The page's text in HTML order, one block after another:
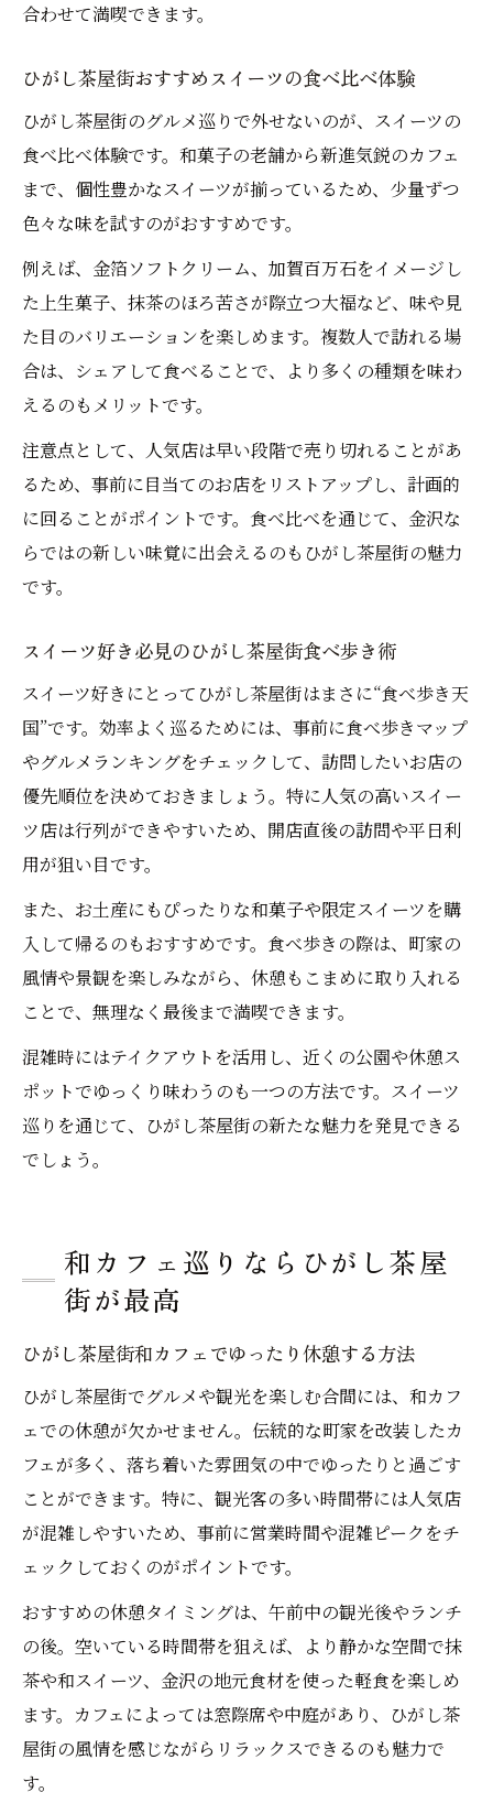
合わせて満喫できます。
ひがし茶屋街おすすめスイーツの食べ比べ体験
ひがし茶屋街のグルメ巡りで外せないのが、スイーツの
食べ比べ体験です。和菓子の老舗から新進気鋭のカフェ
まで、個性豊かなスイーツが揃っているため、少量ずつ
色々な味を試すのがおすすめです。
例えば、金箔ソフトクリーム、加賀百万石をイメージし
た上生菓子、抹茶のほろ苦さが際立つ大福など、味や見
た目のバリエーションを楽しめます。複数人で訪れる場
合は、シェアして食べることで、より多くの種類を味わ
えるのもメリットです。
注意点として、人気店は早い段階で売り切れることがあ
るため、事前に目当てのお店をリストアップし、計画的
に回ることがポイントです。食べ比べを通じて、金沢な
らではの新しい味覚に出会えるのもひがし茶屋街の魅力
です。
スイーツ好き必見のひがし茶屋街食べ歩き術
スイーツ好きにとってひがし茶屋街はまさに“食べ歩き天
国”です。効率よく巡るためには、事前に食べ歩きマップ
やグルメランキングをチェックして、訪問したいお店の
優先順位を決めておきましょう。特に人気の高いスイー
ツ店は行列ができやすいため、開店直後の訪問や平日利
用が狙い目です。
また、お土産にもぴったりな和菓子や限定スイーツを購
入して帰るのもおすすめです。食べ歩きの際は、町家の
風情や景観を楽しみながら、休憩もこまめに取り入れる
ことで、無理なく最後まで満喫できます。
混雑時にはテイクアウトを活用し、近くの公園や休憩ス
ポットでゆっくり味わうのも一つの方法です。スイーツ
巡りを通じて、ひがし茶屋街の新たな魅力を発見できる
でしょう。
和カフェ巡りならひがし茶屋
街が最高
ひがし茶屋街和カフェでゆったり休憩する方法
ひがし茶屋街でグルメや観光を楽しむ合間には、和カフ
ェでの休憩が欠かせません。伝統的な町家を改装したカ
フェが多く、落ち着いた雰囲気の中でゆったりと過ごす
ことができます。特に、観光客の多い時間帯には人気店
が混雑しやすいため、事前に営業時間や混雑ピークをチ
ェックしておくのがポイントです。
おすすめの休憩タイミングは、午前中の観光後やランチ
の後。空いている時間帯を狙えば、より静かな空間で抹
茶や和スイーツ、金沢の地元食材を使った軽食を楽しめ
ます。カフェによっては窓際席や中庭があり、ひがし茶
屋街の風情を感じながらリラックスできるのも魅力で
す。